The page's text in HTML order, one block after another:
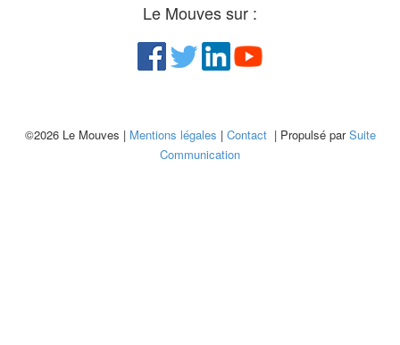
Le Mouves sur :
©2026 Le Mouves | Mentions légales | Contact| Propulsé parSuite
Communication